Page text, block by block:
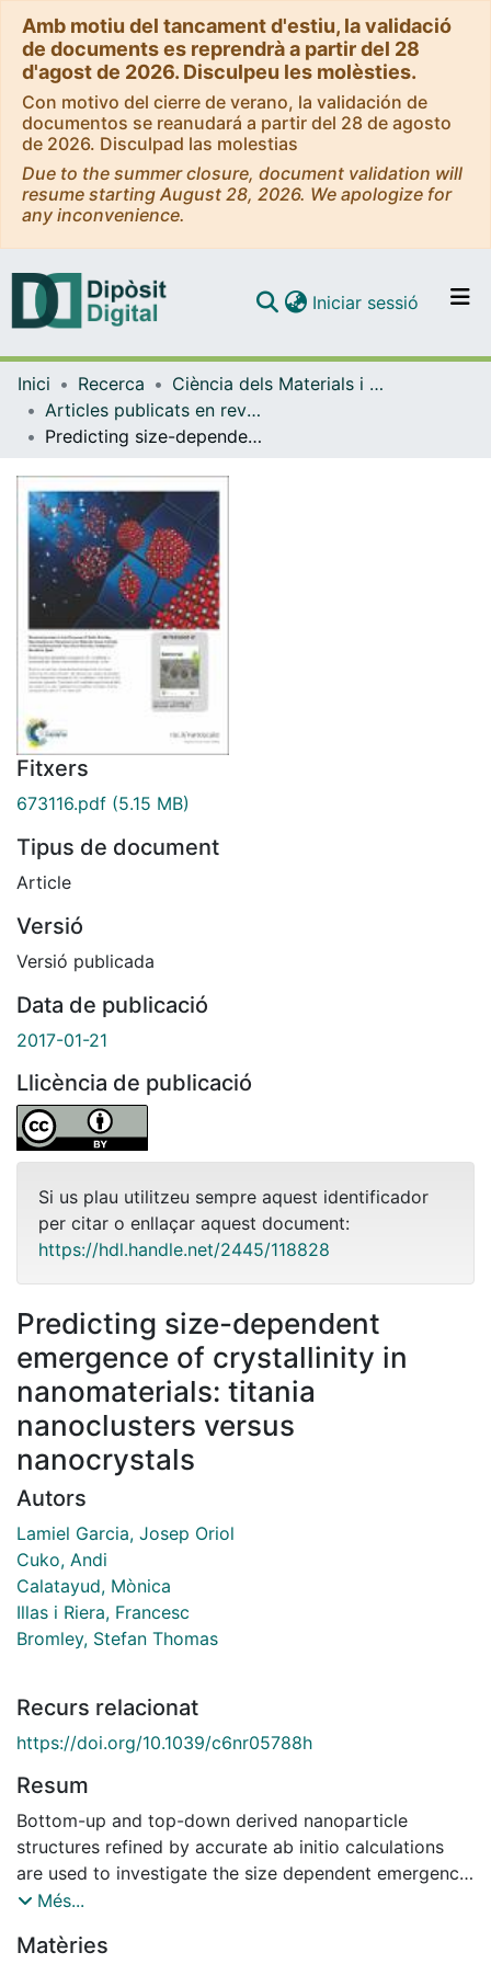
Amb motiu del tancament d'estiu, la validació
de documents es reprendrà a partir del 28
d'agost de 2026. Disculpeu les molèsties.
Con motivo del cierre de verano, la validación de
documentos se reanudará a partir del 28 de agosto
de 2026. Disculpad las molestias
Due to the summer closure, document validation will
resume starting August 28, 2026. We apologize for
any inconvenience.
Navega per tot el DD
Com publicar
Iniciar sessió (current)
Inici Recerca
Ciència dels Materials i Química Física
Articles publicats en revistes (Ciència dels Materials i Química Física)
Predicting size-dependent emergence of crystallinity in nanomaterials: titania nanoclusters versus nanocrystals
Fitxers
673116.pdf (5.15 MB)
Tipus de document
Article
Versió
Versió publicada
Data de publicació
2017-01-21
Llicència de publicació
Si us plau utilitzeu sempre aquest identificador
per citar o enllaçar aquest document:
https://hdl.handle.net/2445/118828
Predicting size-dependent
emergence of crystallinity in
nanomaterials: titania
nanoclusters versus
nanocrystals
Autors
Lamiel Garcia, Josep Oriol
Cuko, Andi
Calatayud, Mònica
Illas i Riera, Francesc
Bromley, Stefan Thomas
Recurs relacionat
https://doi.org/10.1039/c6nr05788h
Resum
Bottom-up and top-down derived nanoparticle
structures refined by accurate ab initio calculations
are used to investigate the size dependent emergence
of crystallinity in titania from the monomer upwards.
provide a series of ( TiO2) N global minima candidates
Més...
Matèries